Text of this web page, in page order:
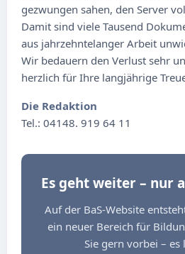
gezwungen sahen, den Server
Damit sind viele Tausend
aus jahrzehntelanger Arbeit
Wir bedauern den Verlust sehr
herzlich für Ihre langjährige
Die Redaktion
Tel.: 04148. 919 64 11
Es geht weiter – nur
Auf der BaS-Website
ein neuer Bereich für
Sie gern vorbei – es